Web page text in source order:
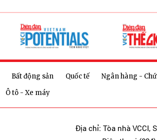
Bất động sản Quốc tế Ngân hàng -
Ô tô - Xe máy
Địa chỉ: Tòa nhà VCCI,